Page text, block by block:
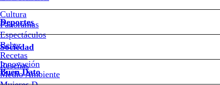
Cultura
Panoramas
Espectáculos
Beber
Recetas
Reseñas
Deportes
Sociedad
Innovación
Medio Ambiente
Buen Dato
juventud
y
los
Notas relacionadas